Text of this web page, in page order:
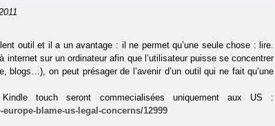
outil et il a un avantage : il ne permet qu’une seule chose : lire.
internet sur un ordinateur afin que l’utilisateur puisse se concentrer
on peut présager de l’avenir d’un outil qui ne fait qu’une
touch seront commecialisées uniquement aux US :
blame-us-legal-concerns/12999